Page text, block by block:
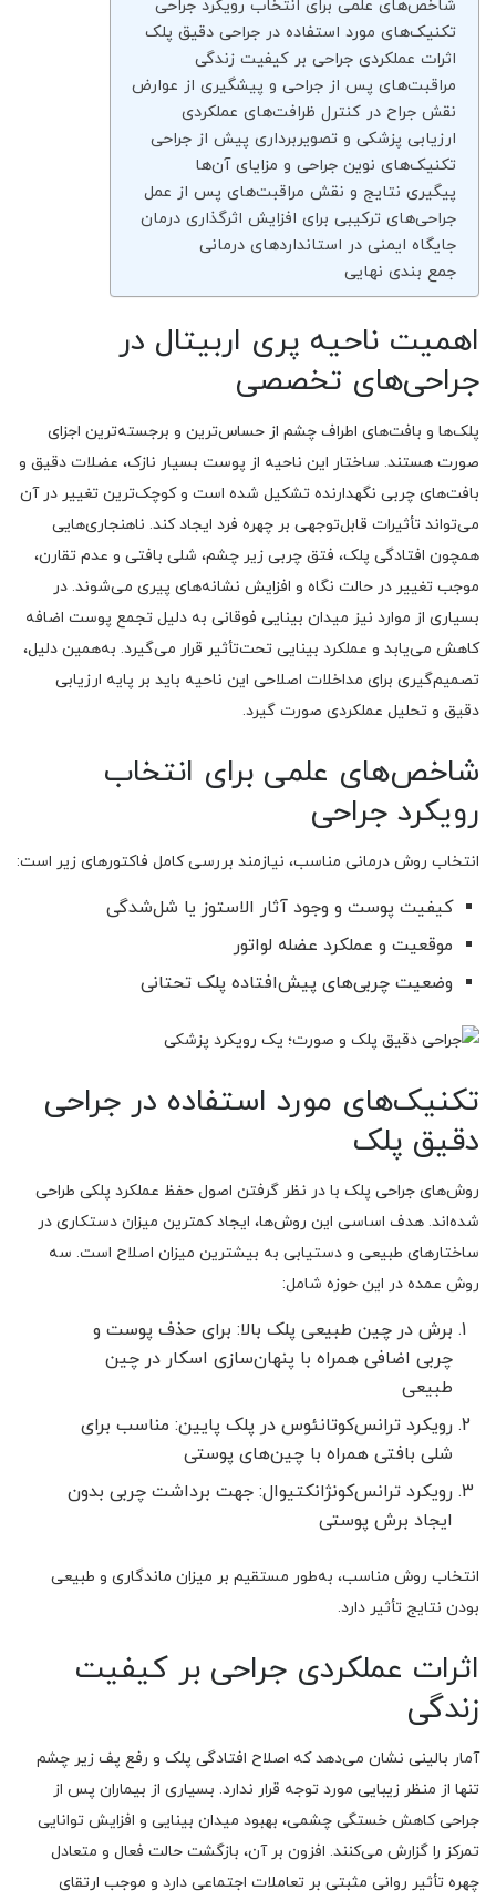
شاخص‌های علمی برای انتخاب رویکرد جراحی
تکنیک‌های مورد استفاده در جراحی دقیق پلک
اثرات عملکردی جراحی بر کیفیت زندگی
مراقبت‌های پس از جراحی و پیشگیری از عوارض
نقش جراح در کنترل ظرافت‌های عملکردی
ارزیابی پزشکی و تصویربرداری پیش از جراحی
تکنیک‌های نوین جراحی و مزایای آن‌ها
پیگیری نتایج و نقش مراقبت‌های پس از عمل
جراحی‌های ترکیبی برای افزایش اثرگذاری درمان
جایگاه ایمنی در استانداردهای درمانی
جمع‌ بندی نهایی
اهمیت ناحیه پری‌ اربیتال در
جراحی‌های تخصصی
پلک‌ها و بافت‌های اطراف چشم از حساس‌ترین و برجسته‌ترین اجزای
صورت هستند. ساختار این ناحیه از پوست بسیار نازک، عضلات دقیق و
بافت‌های چربی نگهدارنده تشکیل شده است و کوچک‌ترین تغییر در آن
می‌تواند تأثیرات قابل‌توجهی بر چهره فرد ایجاد کند. ناهنجاری‌هایی
همچون افتادگی پلک، فتق چربی زیر چشم، شلی بافتی و عدم تقارن،
موجب تغییر در حالت نگاه و افزایش نشانه‌های پیری می‌شوند. در
بسیاری از موارد نیز میدان بینایی فوقانی به دلیل تجمع پوست اضافه
کاهش می‌یابد و عملکرد بینایی تحت‌تأثیر قرار می‌گیرد. به‌همین دلیل،
تصمیم‌گیری برای مداخلات اصلاحی این ناحیه باید بر پایه ارزیابی
دقیق و تحلیل عملکردی صورت گیرد.
شاخص‌های علمی برای انتخاب
رویکرد جراحی
انتخاب روش درمانی مناسب، نیازمند بررسی کامل فاکتورهای زیر است:
کیفیت پوست و وجود آثار الاستوز یا شل‌شدگی
موقعیت و عملکرد عضله لواتور
وضعیت چربی‌های پیش‌افتاده پلک تحتانی
تکنیک‌های مورد استفاده در جراحی
دقیق پلک
روش‌های جراحی پلک با در نظر گرفتن اصول حفظ عملکرد پلکی طراحی
شده‌اند. هدف اساسی این روش‌ها، ایجاد کمترین میزان دستکاری در
ساختارهای طبیعی و دستیابی به بیشترین میزان اصلاح است. سه
روش عمده در این حوزه شامل:
برش در چین طبیعی پلک بالا: برای حذف پوست و
چربی اضافی همراه با پنهان‌سازی اسکار در چین
طبیعی
رویکرد ترانس‌کوتانئوس در پلک پایین: مناسب برای
شلی بافتی همراه با چین‌های پوستی
رویکرد ترانس‌کونژانکتیوال: جهت برداشت چربی بدون
ایجاد برش پوستی
انتخاب روش مناسب، به‌طور مستقیم بر میزان ماندگاری و طبیعی
بودن نتایج تأثیر دارد.
اثرات عملکردی جراحی بر کیفیت
زندگی
آمار بالینی نشان می‌دهد که اصلاح افتادگی پلک و رفع پف زیر چشم
تنها از منظر زیبایی مورد توجه قرار ندارد. بسیاری از بیماران پس از
جراحی کاهش خستگی چشمی، بهبود میدان بینایی و افزایش توانایی
تمرکز را گزارش می‌کنند. افزون بر آن، بازگشت حالت فعال و متعادل
چهره تأثیر روانی مثبتی بر تعاملات اجتماعی دارد و موجب ارتقای